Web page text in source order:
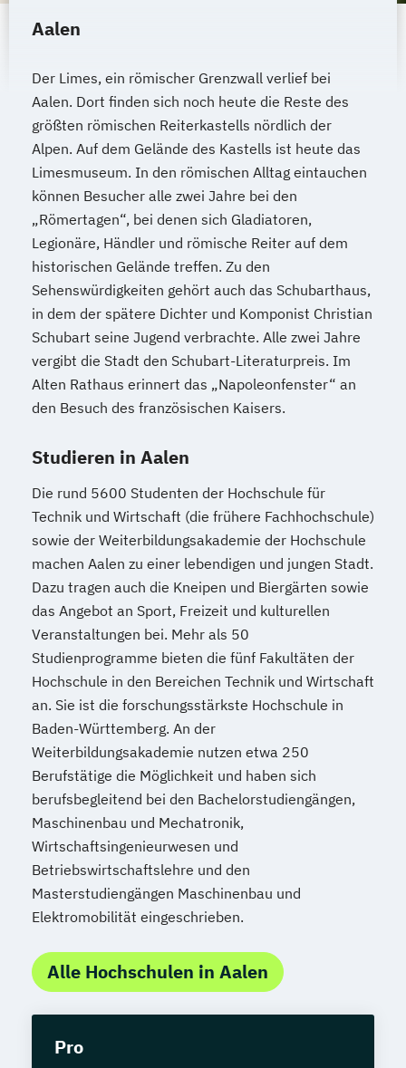
Aalen
Der Limes, ein römischer Grenzwall verlief bei
Aalen. Dort finden sich noch heute die Reste des
größten römischen Reiterkastells nördlich der
Alpen. Auf dem Gelände des Kastells ist heute das
Limesmuseum. In den römischen Alltag eintauchen
können Besucher alle zwei Jahre bei den
„Römertagen“, bei denen sich Gladiatoren,
Legionäre, Händler und römische Reiter auf dem
historischen Gelände treffen. Zu den
Sehenswürdigkeiten gehört auch das Schubarthaus,
in dem der spätere Dichter und Komponist Christian
Schubart seine Jugend verbrachte. Alle zwei Jahre
vergibt die Stadt den Schubart-Literaturpreis. Im
Alten Rathaus erinnert das „Napoleonfenster“ an
den Besuch des französischen Kaisers.
Studieren in Aalen
Die rund 5600 Studenten der Hochschule für
Technik und Wirtschaft (die frühere Fachhochschule)
sowie der Weiterbildungsakademie der Hochschule
machen Aalen zu einer lebendigen und jungen Stadt.
Dazu tragen auch die Kneipen und Biergärten sowie
das Angebot an Sport, Freizeit und kulturellen
Veranstaltungen bei. Mehr als 50
Studienprogramme bieten die fünf Fakultäten der
Hochschule in den Bereichen Technik und Wirtschaft
an. Sie ist die forschungsstärkste Hochschule in
Baden-Württemberg. An der
Weiterbildungsakademie nutzen etwa 250
Berufstätige die Möglichkeit und haben sich
berufsbegleitend bei den Bachelorstudiengängen,
Maschinenbau und Mechatronik,
Wirtschaftsingenieurwesen und
Betriebswirtschaftslehre und den
Masterstudiengängen Maschinenbau und
Elektromobilität eingeschrieben.
Alle Hochschulen in Aalen
Pro